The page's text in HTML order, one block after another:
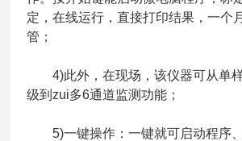
定，在线运行，直接打印结果，一个
管；
4)此外，在现场，该仪器可从单
级到zui多6通道监测功能；
5)一键操作：一键就可启动程序、